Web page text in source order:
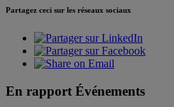
Partagez ceci sur les réseaux sociaux
En rapport Événements